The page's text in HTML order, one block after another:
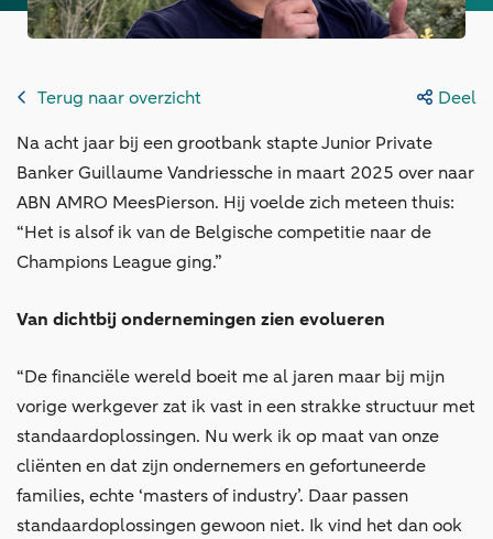
Terug naar overzicht
Deel
Na acht jaar bij een grootbank stapte Junior Private
Banker Guillaume Vandriessche in maart 2025 over naar
ABN AMRO MeesPierson. Hij voelde zich meteen thuis:
“Het is alsof ik van de Belgische competitie naar de
Champions League ging.”
Van dichtbij ondernemingen zien evolueren
“De financiële wereld boeit me al jaren maar bij mijn
vorige werkgever zat ik vast in een strakke structuur met
standaardoplossingen. Nu werk ik op maat van onze
cliënten en dat zijn ondernemers en gefortuneerde
families, echte ‘masters of industry’. Daar passen
standaardoplossingen gewoon niet. Ik vind het dan ook